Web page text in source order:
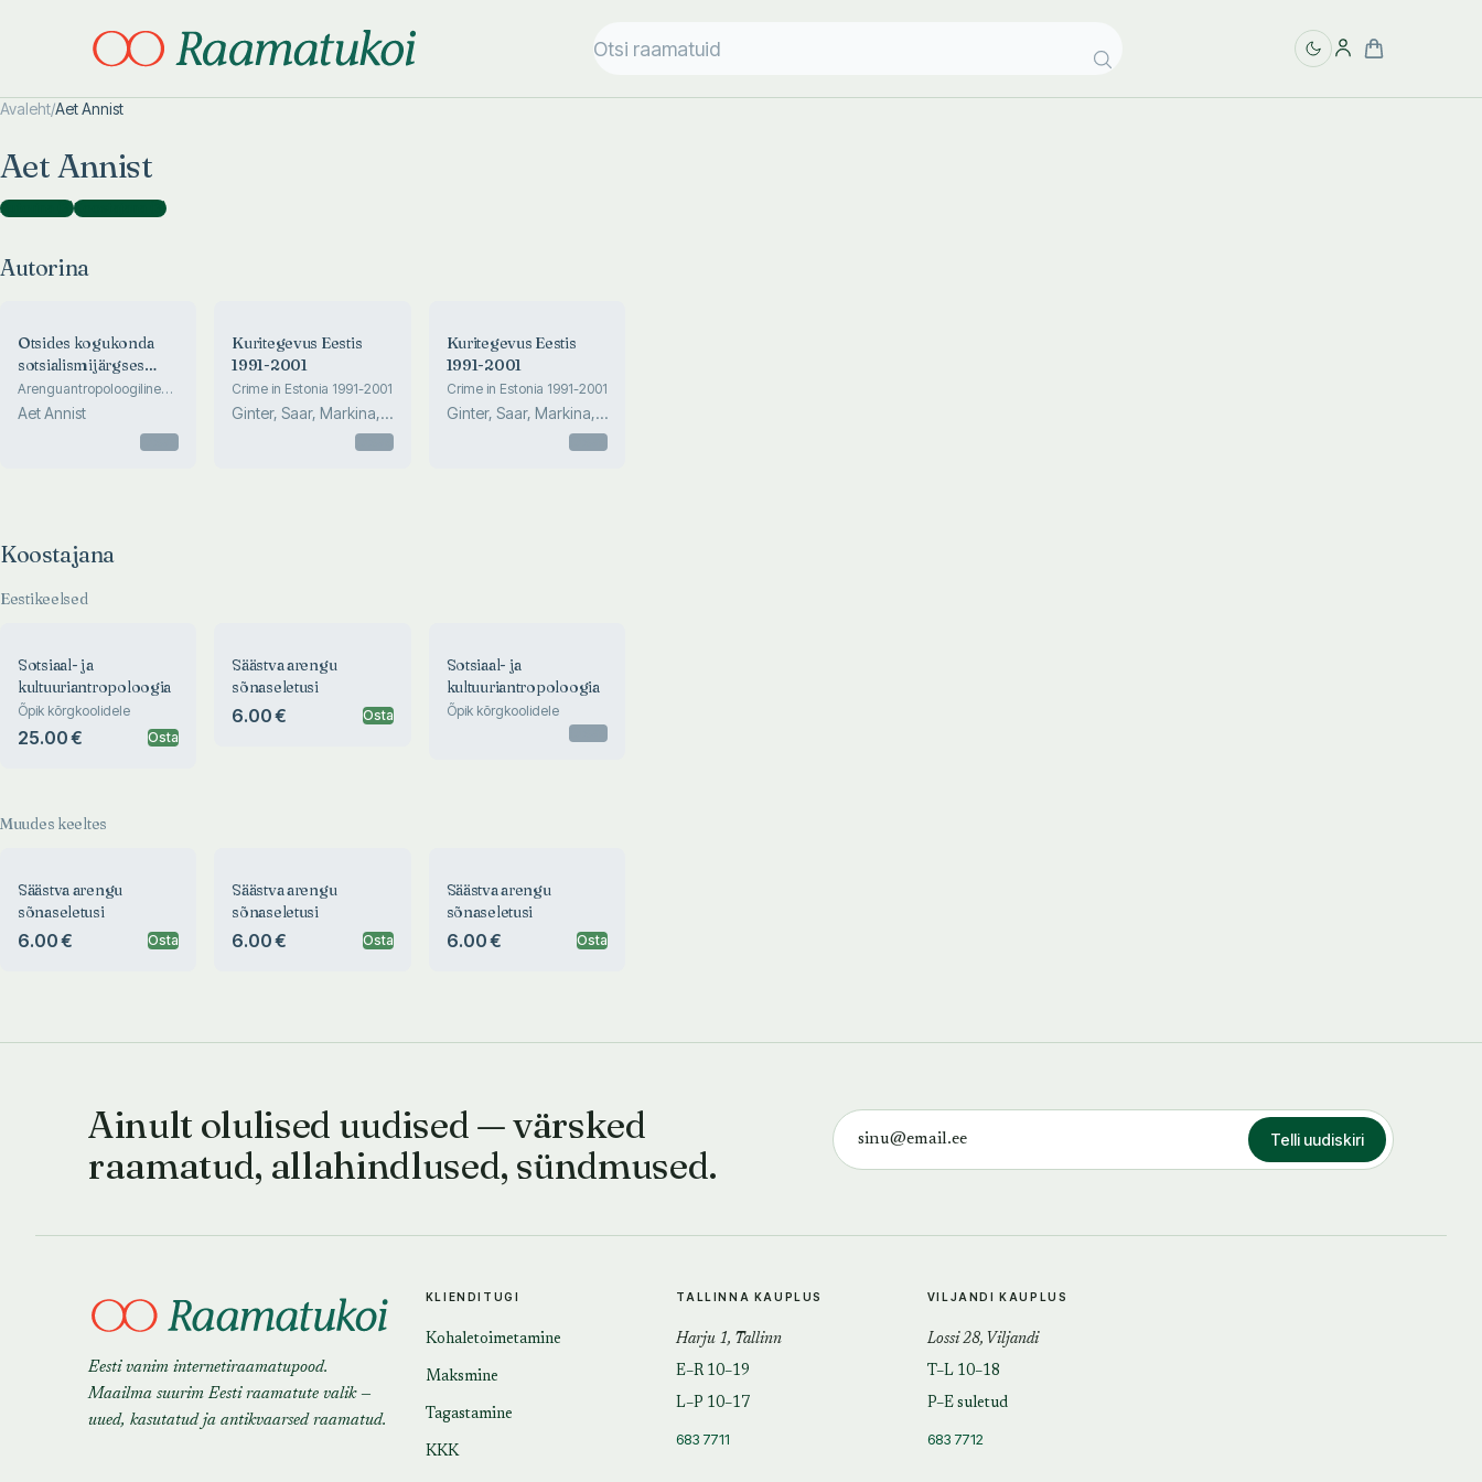
Avaleht/Aet Annist
Aet Annist
Autorina )Koostajana )
Autorina
Otsides kogukonda
sotsialismijärgses
keskuskülas
Arenguantropoloogiline
uurimus
Aet Annist
Kuritegevus Eestis
1991-2001
Crime in Estonia 1991-2001
Ginter, Saar, Markina,
Kuritegevus Eestis
1991-2001
Crime in Estonia 1991-2001
Ginter, Saar, Markina,
Koostajana
Eestikeelsed
Sotsiaal- ja
kultuuriantropoloogia
Õpik kõrgkoolidele
25.00 € Osta
Säästva arengu
sõnaseletusi
6.00 € Osta
Sotsiaal- ja
kultuuriantropoloogia
Õpik kõrgkoolidele
Muudes keeltes
Säästva arengu
sõnaseletusi
6.00 € Osta
Säästva arengu
sõnaseletusi
6.00 € Osta
Säästva arengu
sõnaseletusi
6.00 € Osta
Ainult olulised uudised — värsked
raamatud, allahindlused, sündmused.
Telli uudiskiri
Eesti vanim internetiraamatupood.
Maailma suurim Eesti raamatute valik —
uued, kasutatud ja antikvaarsed raamatud.
KLIENDITUGI
Kohaletoimetamine
Maksmine
Tagastamine
KKK
TALLINNA KAUPLUS
Harju 1, Tallinn
E–R 10–19
L–P 10–17
683 7711
VILJANDI KAUPLUS
Lossi 28, Viljandi
T–L 10–18
P–E suletud
683 7712